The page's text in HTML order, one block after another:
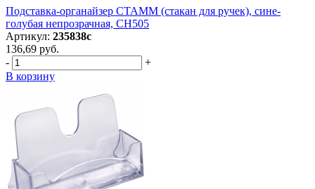
Подставка-органайзер СТАММ (стакан для ручек), сине-
голубая непрозрачная, СН505
Артикул: 235838с
136,69 руб.
-
+
В корзину